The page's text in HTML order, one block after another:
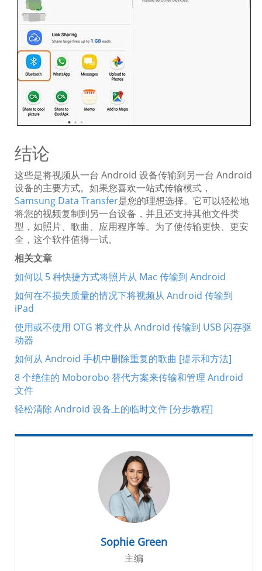
结论
这些是将视频从一台 Android 设备传输到另一台 Android
设备的主要方式。如果您喜欢一站式传输模式，
Samsung Data Transfer是您的理想选择。它可以轻松地
将您的视频复制到另一台设备，并且还支持其他文件类
型，如照片、歌曲、应用程序等。为了使传输更快、更安
全，这个软件值得一试。
相关文章
如何以 5 种快捷方式将照片从 Mac 传输到 Android
如何在不损失质量的情况下将视频从 Android 传输到
iPad
使用或不使用 OTG 将文件从 Android 传输到 USB 闪存驱
动器
如何从 Android 手机中删除重复的歌曲 [提示和方法]
8 个绝佳的 Moborobo 替代方案来传输和管理 Android
文件
轻松清除 Android 设备上的临时文件 [分步教程]
Sophie Green
主编